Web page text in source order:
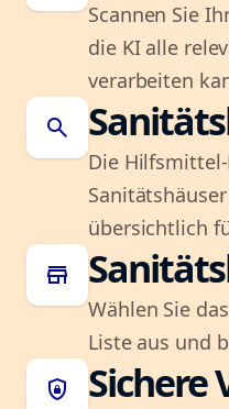
Scannen Sie
die KI alle
verarbeiten
search
Die
übersichtlich
store
Wählen Sie
Liste aus und
shield_lock Sichere